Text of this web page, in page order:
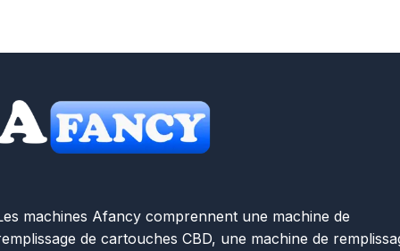
machines Afancy comprennent une machine de
de cartouches CBD, une machine de